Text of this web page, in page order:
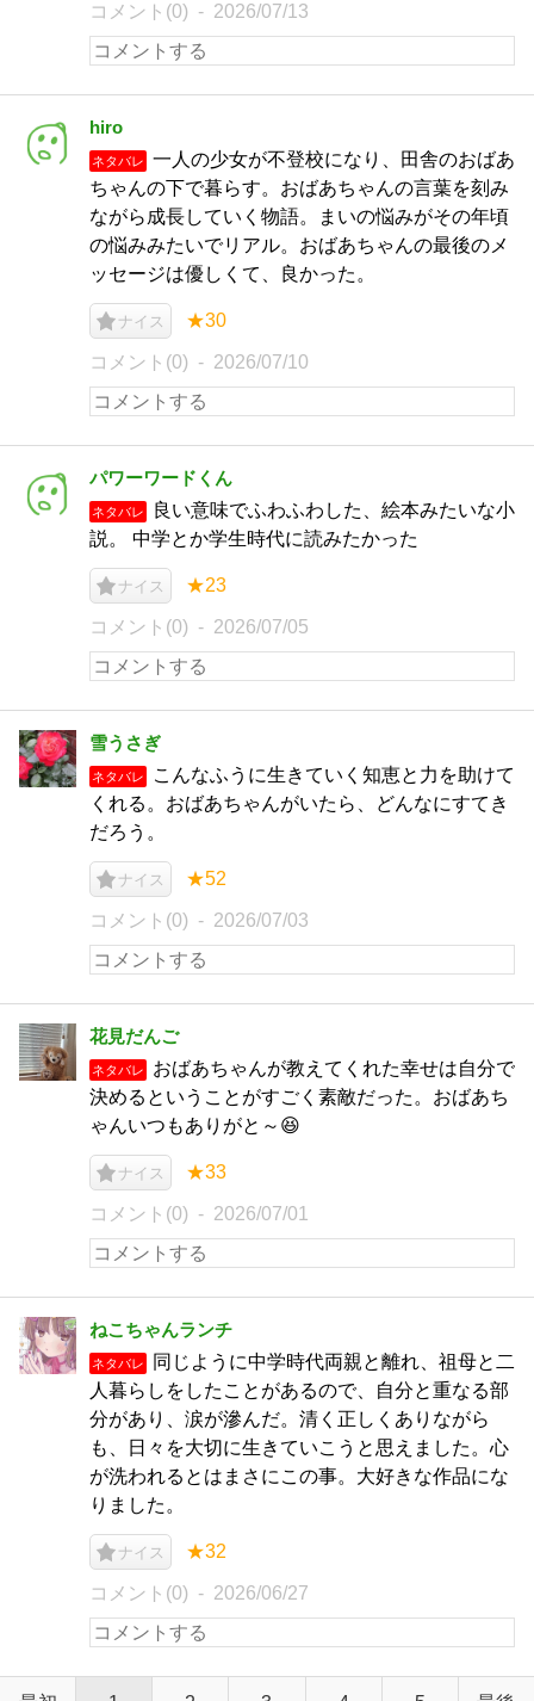
コメント(0) 2026/07/13
hiro
ネタバレ
一人の少女が不登校になり、田舎のおばあ
ちゃんの下で暮らす。おばあちゃんの言葉を刻み
ながら成長していく物語。まいの悩みがその年頃
の悩みみたいでリアル。おばあちゃんの最後のメ
ッセージは優しくて、良かった。
ナイス ★30
コメント(0) 2026/07/10
パワーワードくん
ネタバレ
良い意味でふわふわした、絵本みたいな小
説。 中学とか学生時代に読みたかった
ナイス ★23
コメント(0) 2026/07/05
雪うさぎ
ネタバレ
こんなふうに生きていく知恵と力を助けて
くれる。おばあちゃんがいたら、どんなにすてき
だろう。
ナイス ★52
コメント(0) 2026/07/03
花見だんご
ネタバレ
おばあちゃんが教えてくれた幸せは自分で
決めるということがすごく素敵だった。おばあち
ゃんいつもありがと～😆
ナイス ★33
コメント(0) 2026/07/01
ねこちゃんランチ
ネタバレ
同じように中学時代両親と離れ、祖母と二
人暮らしをしたことがあるので、自分と重なる部
分があり、涙が滲んだ。清く正しくありながら
も、日々を大切に生きていこうと思えました。心
が洗われるとはまさにこの事。大好きな作品にな
りました。
ナイス ★32
コメント(0) 2026/06/27